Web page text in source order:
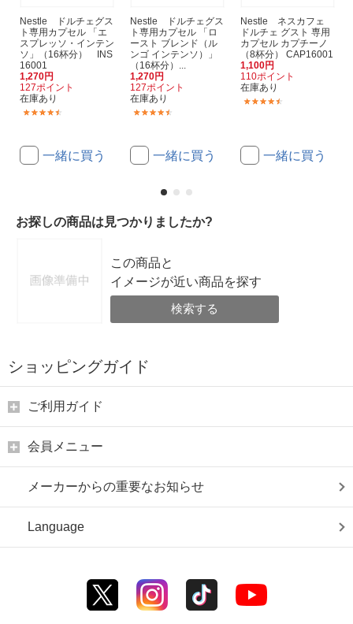
Nestle ドルチェグス
ト専用カプセル 「エ
スプレッソ・インテン
ソ」（16杯分） INS
16001
1,270円
127ポイント
在庫あり
一緒に買う
Nestle ドルチェグス
ト専用カプセル 「ロ
ースト ブレンド（ル
ンゴ インテンソ）」
（16杯分）...
1,270円
127ポイント
在庫あり
一緒に買う
Nestle ネスカフェ
ドルチェ グスト 専用
カプセル カプチーノ
（8杯分） CAP16001
1,100円
110ポイント
在庫あり
一緒に買う
お探しの商品は見つかりましたか?
この商品と
イメージが近い商品を探す
検索する
ショッピングガイド
ご利用ガイド
会員メニュー
メーカーからの重要なお知らせ
Language